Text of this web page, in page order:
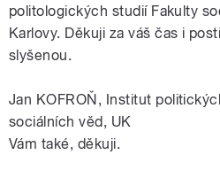
politologických studií Fakulty
Karlovy. Děkuji za váš čas i
slyšenou.
Jan KOFROŇ, Institut
sociálních věd, UK
Vám také, děkuji.